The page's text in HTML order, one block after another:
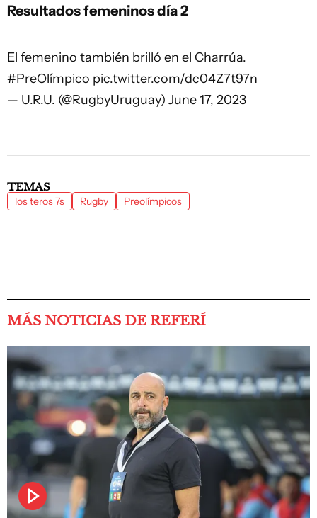
Resultados femeninos día 2
El femenino también brilló en el Charrúa.
#PreOlímpico pic.twitter.com/dc04Z7t97n
— U.R.U. (@RugbyUruguay) June 17, 2023
TEMAS
los teros 7s Rugby Preolímpicos
MÁS NOTICIAS DE REFERÍ